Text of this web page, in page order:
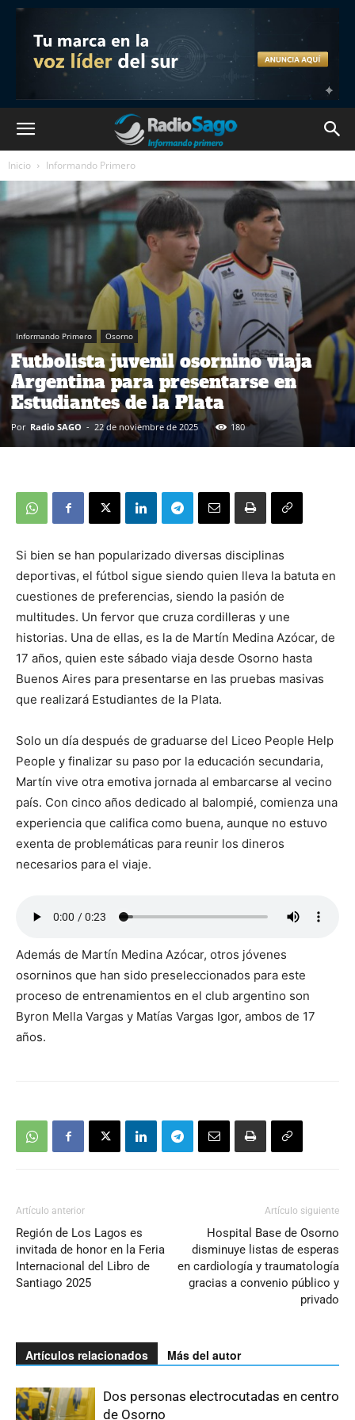
Inicio Informando Primero
Informando Primero Osorno
Futbolista juvenil osornino viaja
Argentina para presentarse en
Estudiantes de la Plata
Por Radio SAGO - 22 de noviembre de 2025 180
Si bien se han popularizado diversas disciplinas
deportivas, el fútbol sigue siendo quien lleva la batuta en
cuestiones de preferencias, siendo la pasión de
multitudes. Un fervor que cruza cordilleras y une
historias. Una de ellas, es la de Martín Medina Azócar, de
17 años, quien este sábado viaja desde Osorno hasta
Buenos Aires para presentarse en las pruebas masivas
que realizará Estudiantes de la Plata.
Solo un día después de graduarse del Liceo People Help
People y finalizar su paso por la educación secundaria,
Martín vive otra emotiva jornada al embarcarse al vecino
país. Con cinco años dedicado al balompié, comienza una
experiencia que califica como buena, aunque no estuvo
exenta de problemáticas para reunir los dineros
necesarios para el viaje.
Además de Martín Medina Azócar, otros jóvenes
osorninos que han sido preseleccionados para este
proceso de entrenamientos en el club argentino son
Byron Mella Vargas y Matías Vargas Igor, ambos de 17
años.
Artículo anterior
Región de Los Lagos es
invitada de honor en la Feria
Internacional del Libro de
Santiago 2025
Artículo siguiente
Hospital Base de Osorno
disminuye listas de esperas
en cardiología y traumatología
gracias a convenio público y
privado
Artículos relacionados Más del autor
Dos personas electrocutadas en centro
de Osorno